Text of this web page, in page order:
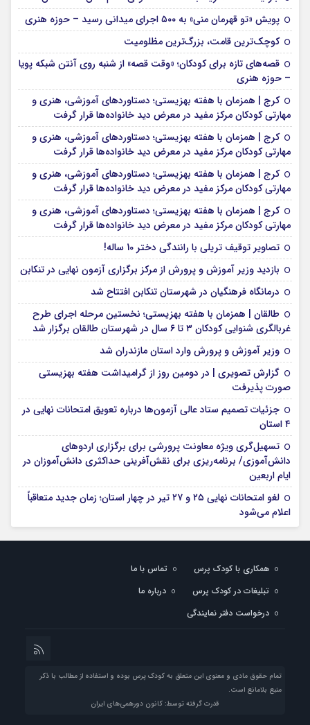
پویش «تو قهرمان منی» به ۵۰۰ اجرای میدانی رسید – حوزه هنری
کوچک‌ترین قامت، بزرگ‌ترین مظلومیت
قصه‌های تازه برای کودکان؛ «وقت قصه» از شنبه روی آنتن شبکه پویا
– حوزه هنری
کرج | همزمان با هفته بهزیستی؛ دستاوردهای آموزشی، هنری و
مهارتی کودکان مرکز مفید در معرض دید خانواده‌ها قرار گرفت
کرج | همزمان با هفته بهزیستی؛ دستاوردهای آموزشی، هنری و
مهارتی کودکان مرکز مفید در معرض دید خانواده‌ها قرار گرفت
کرج | همزمان با هفته بهزیستی؛ دستاوردهای آموزشی، هنری و
مهارتی کودکان مرکز مفید در معرض دید خانواده‌ها قرار گرفت
کرج | همزمان با هفته بهزیستی؛ دستاوردهای آموزشی، هنری و
مهارتی کودکان مرکز مفید در معرض دید خانواده‌ها قرار گرفت
تصاویر توقیف تریلی با رانندگی دختر 10 ساله!
بازدید وزیر آموزش و پرورش از مرکز برگزاری آزمون نهایی در تنکابن
درمانگاه فرهنگیان در شهرستان تنکابن افتتاح شد
طالقان | همزمان با هفته بهزیستی؛ نخستین مرحله اجرای طرح
غربالگری شنوایی کودکان ۳ تا ۶ سال در شهرستان طالقان برگزار شد
وزیر آموزش و پرورش وارد استان مازندران شد
گزارش تصویری | در دومین روز از گرامیداشت هفته بهزیستی
صورت پذیرفت
جزئیات تصمیم ستاد عالی آزمون‌ها درباره تعویق امتحانات نهایی در
۴ استان
تسهیل‌گری ویژه معاونت پرورشی برای برگزاری اردوهای
دانش‌آموزی/ برنامه‌ریزی برای نقش‌آفرینی حداکثری دانش‌آموزان در
ایام اربعین
لغو امتحانات نهایی ۲۵ و ۲۷ تیر در چهار استان؛ زمان جدید متعاقباً
اعلام می‌شود
همکاری با کودک پرس
تماس با ما
تبلیغات در کودک پرس
درباره ما
درخواست دفتر نمایندگی
تمام حقوق مادی و معنوی این متعلق به کودک پرس بوده و استفاده از مطالب با ذکر
منبع بلامانع است.
قدرت گرفته توسط: کانون دورهمی‌های ایران